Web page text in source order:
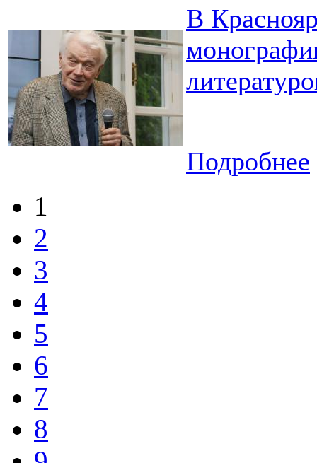
В
Подробнее
1
2
3
4
5
6
7
8